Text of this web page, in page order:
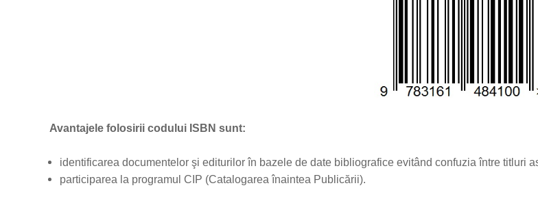
Avantajele folosirii codului ISBN sunt:
identificarea documentelor şi editurilor în bazele de date bibliografice evitând confuzia între titluri
participarea la programul CIP (Catalogarea înaintea Publicării).